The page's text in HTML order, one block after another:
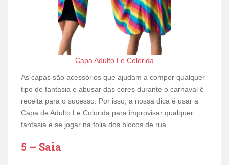
Capa Adulto Le Colorida
As capas são acessórios que ajudam a compor qualquer
tipo de fantasia e abusar das cores durante o carnaval é
receita para o sucesso. Por isso, a nossa dica é usar a
Capa de Adulto Le Colorida para improvisar qualquer
fantasia e se jogar na folia dos blocos de rua.
5 – Saia